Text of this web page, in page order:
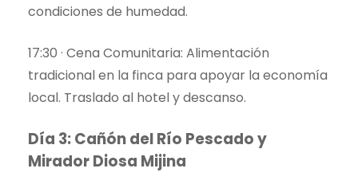
condiciones de humedad.
17:30 · Cena Comunitaria: Alimentación
tradicional en la finca para apoyar la economía
local. Traslado al hotel y descanso.
Día 3: Cañón del Río Pescado y
Mirador Diosa Mijina